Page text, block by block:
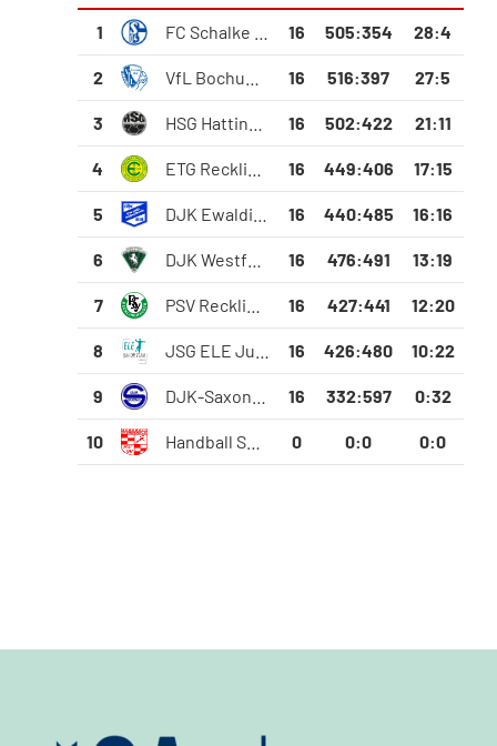
1 16 505:354 28:4
2 16 516:397 27:5
3 16 502:422 21:11
4 16 449:406 17:15
5 16 440:485 16:16
6 16 476:491 13:19
7 16 427:441 12:20
8 16 426:480 10:22
9 16 332:597 0:32
10 Handball SV Westerholt 0 0:0 0:0